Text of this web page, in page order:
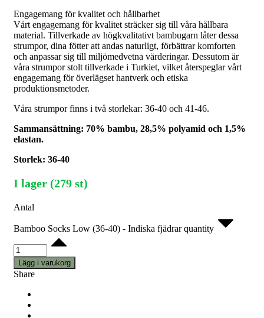
Engagemang för kvalitet och hållbarhet
Vårt engagemang för kvalitet sträcker sig till våra hållbara
material. Tillverkade av högkvalitativt bambugarn låter dessa
strumpor, dina fötter att andas naturligt, förbättrar komforten
och anpassar sig till miljömedvetna värderingar. Dessutom är
våra strumpor stolt tillverkade i Turkiet, vilket återspeglar vårt
engagemang för överlägset hantverk och etiska
produktionsmetoder.
Våra strumpor finns i två storlekar: 36-40 och 41-46.
Sammansättning: 70% bambu, 28,5% polyamid och 1,5%
elastan.
Storlek: 36-40
I lager (279 st)
Antal
Bamboo Socks Low (36-40) - Indiska fjädrar quantity
Lägg i varukorg
Share